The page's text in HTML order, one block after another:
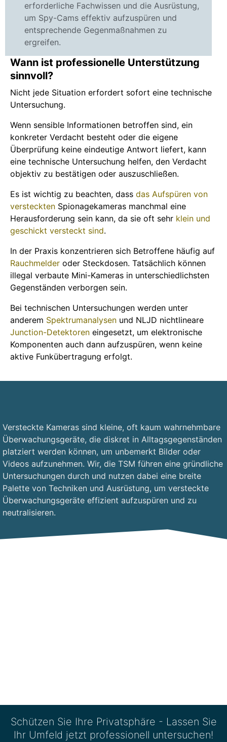
erforderliche Fachwissen und die Ausrüstung,
um Spy-Cams effektiv aufzuspüren und
entsprechende Gegenmaßnahmen zu
ergreifen.
Wann ist professionelle Unterstützung
sinnvoll?
Nicht jede Situation erfordert sofort eine technische
Untersuchung.
Wenn sensible Informationen betroffen sind, ein
konkreter Verdacht besteht oder die eigene
Überprüfung keine eindeutige Antwort liefert, kann
eine technische Untersuchung helfen, den Verdacht
objektiv zu bestätigen oder auszuschließen.
Es ist wichtig zu beachten, dass das Aufspüren von
versteckten Spionagekameras manchmal eine
Herausforderung sein kann, da sie oft sehr klein und
geschickt versteckt sind.
In der Praxis konzentrieren sich Betroffene häufig auf
Rauchmelder oder Steckdosen. Tatsächlich können
illegal verbaute Mini-Kameras in unterschiedlichsten
Gegenständen verborgen sein.
Bei technischen Untersuchungen werden unter
anderem Spektrumanalysen und NLJD nichtlineare
Junction-Detektoren eingesetzt, um elektronische
Komponenten auch dann aufzuspüren, wenn keine
aktive Funkübertragung erfolgt.
Versteckte Kameras sind kleine, oft kaum wahrnehmbare
Überwachungsgeräte, die diskret in Alltagsgegenständen
platziert werden können, um unbemerkt Bilder oder
Videos aufzunehmen. Wir, die TSM führen eine gründliche
Untersuchungen durch und nutzen dabei eine breite
Palette von Techniken und Ausrüstung, um versteckte
Überwachungsgeräte effizient aufzuspüren und zu
neutralisieren.
Schützen Sie Ihre Privatsphäre - Lassen Sie
Ihr Umfeld jetzt professionell untersuchen!